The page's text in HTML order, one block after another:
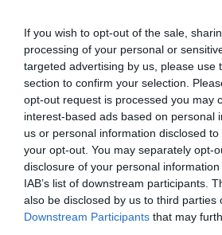
If you wish to opt-out of the sale,
processing of your personal or
targeted advertising by us, please use
section to confirm your selection.
opt-out request is processed you may
interest-based ads based on personal
us or personal information disclosed
your opt-out. You may separately opt-
disclosure of your personal
IAB’s list of downstream participants.
also be disclosed by us to third parties
Downstream Participants that may
[…]